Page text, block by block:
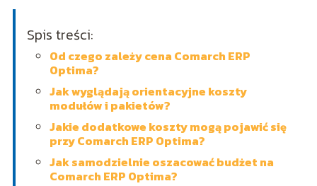
Spis treści:
Od czego zależy cena Comarch ERP
Optima?
Jak wyglądają orientacyjne koszty
modułów i pakietów?
Jakie dodatkowe koszty mogą pojawić się
przy Comarch ERP Optima?
Jak samodzielnie oszacować budżet na
Comarch ERP Optima?